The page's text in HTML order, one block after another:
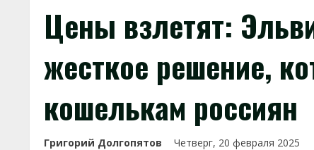
Цены взлетят:
жесткое решение,
кошелькам россиян
Григорий Долгопятов Четверг, 20 февраля 2025